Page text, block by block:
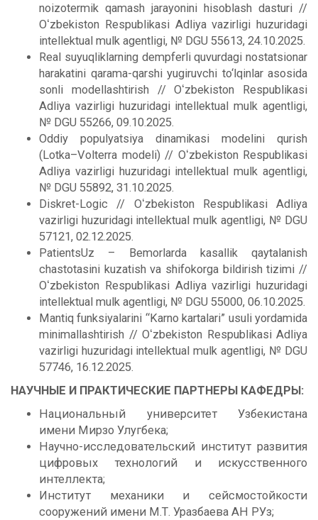
noizotermik qamash jarayonini hisoblash dasturi //
Oʻzbekiston Respublikasi Adliya vazirligi huzuridagi
intellektual mulk agentligi, № DGU 55613, 24.10.2025.
Real suyuqliklarning dempferli quvurdagi nostatsionar
harakatini qarama-qarshi yugiruvchi to‘lqinlar asosida
sonli modellashtirish // Oʻzbekiston Respublikasi
Adliya vazirligi huzuridagi intellektual mulk agentligi,
№ DGU 55266, 09.10.2025.
Oddiy populyatsiya dinamikasi modelini qurish
(Lotka–Volterra modeli) // Oʻzbekiston Respublikasi
Adliya vazirligi huzuridagi intellektual mulk agentligi,
№ DGU 55892, 31.10.2025.
Diskret-Logic // Oʻzbekiston Respublikasi Adliya
vazirligi huzuridagi intellektual mulk agentligi, № DGU
57121, 02.12.2025.
PatientsUz – Bemorlarda kasallik qaytalanish
chastotasini kuzatish va shifokorga bildirish tizimi //
Oʻzbekiston Respublikasi Adliya vazirligi huzuridagi
intellektual mulk agentligi, № DGU 55000, 06.10.2025.
Mantiq funksiyalarini “Karno kartalari” usuli yordamida
minimallashtirish // Oʻzbekiston Respublikasi Adliya
vazirligi huzuridagi intellektual mulk agentligi, № DGU
57746, 16.12.2025.
НАУЧНЫЕ И ПРАКТИЧЕСКИЕ ПАРТНЕРЫ КАФЕДРЫ:
Национальный университет Узбекистана
имени Мирзо Улугбека;
Научно-исследовательский институт развития
цифровых технологий и искусственного
интеллекта;
Институт механики и сейсмостойкости
сооружений имени М.Т. Уразбаева АН РУз;